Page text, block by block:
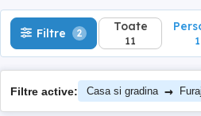
Filtre 2 Toate
11
Filtre active: Casa si gradina →